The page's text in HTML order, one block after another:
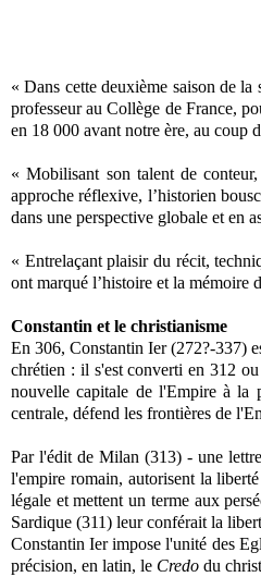
« Dans cette deuxième saison de
professeur au Collège de France,
en 18 000 avant notre ère, au coup
« Mobilisant son talent de
approche réflexive, l’historien
dans une perspective globale et en
« Entrelaçant plaisir du récit,
ont marqué l’histoire et la mémoire
Constantin et le christianisme
En 306, Constantin Ier (272?-337)
chrétien : il s'est converti en 312
nouvelle capitale de l'Empire à la
centrale, défend les frontières de
Par l'édit de Milan (313) - une
l'empire romain, autorisent la
légale etmettent un terme aux
Sardique (311) leur conférait la
Constantin Ier impose l'unité des
précision, en latin, le Credo du